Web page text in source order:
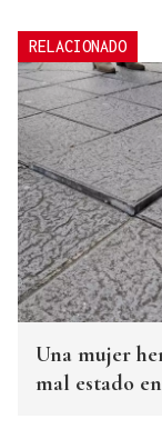
RELACIONADO
Una mujer
mal estado